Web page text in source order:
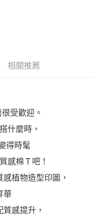
將交易相關給付款項請求債
號之用戶狀況，依本公司即
額度並採取法律行動。
相關推薦
受歡迎。
什麼時，
得時髦
感棉Ｔ吧！
植物造型印圖，
華
感提升，